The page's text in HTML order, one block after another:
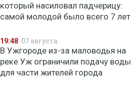
который насиловал падчерицу:
самой молодой было всего 7 лет
19:48 07 августа
В Ужгороде из-за маловодья на
реке Уж ограничили подачу воды
для части жителей города